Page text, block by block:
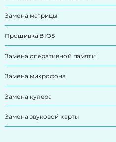
Замена матрицы
Прошивка BIOS
Замена оперативной памяти
Замена микрофона
Замена кулера
Замена звуковой карты